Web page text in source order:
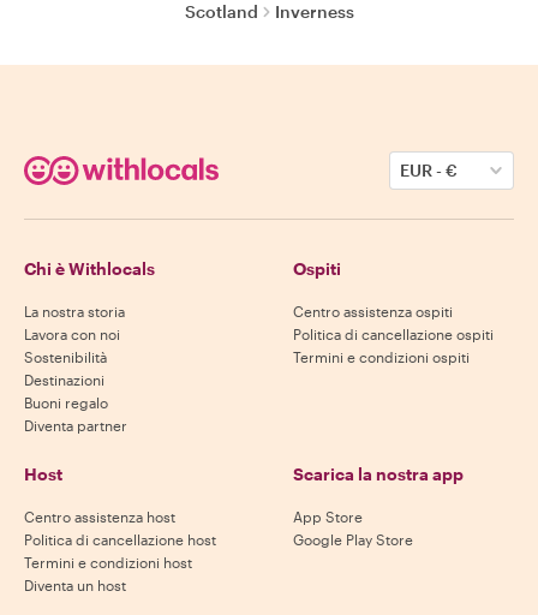
Scotland Inverness
EUR-€
Chi è Withlocals
La nostra storia
Lavora con noi
Sostenibilità
Destinazioni
Buoni regalo
Diventa partner
Ospiti
Centro assistenza ospiti
Politica di cancellazione ospiti
Termini e condizioni ospiti
Host
Centro assistenza host
Politica di cancellazione host
Termini e condizioni host
Diventa un host
Scarica la nostra app
App Store
Google Play Store